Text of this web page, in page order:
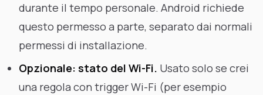
durante il tempo personale. Android richiede
questo permesso a parte, separato dai normali
permessi di installazione.
Opzionale: stato del Wi-Fi. Usato solo se crei
una regola con trigger Wi-Fi (per esempio